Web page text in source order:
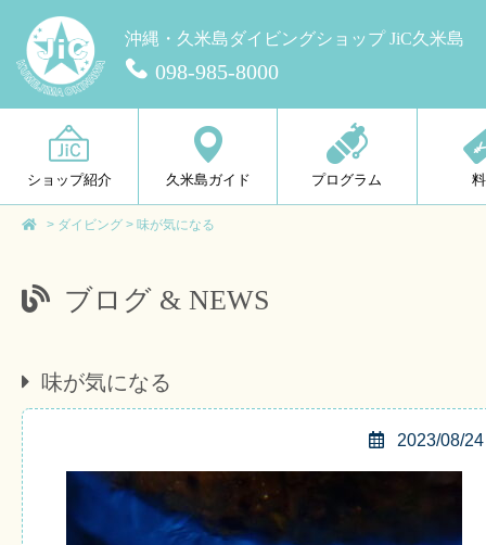
沖縄・久米島ダイビングショップ JiC久米島
098-985-8000
ショップ紹介 久米島ガイド プログラム
> ダイビング > 味が気になる
ブログ & NEWS
味が気になる
2023/08/24